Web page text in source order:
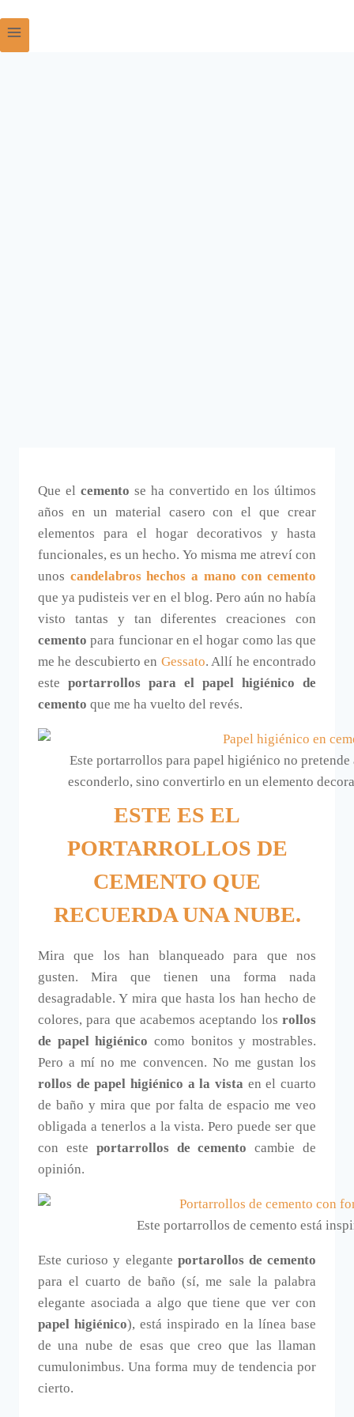
Que el cemento se ha convertido en los últimos
años en un material casero con el que crear
elementos para el hogar decorativos y hasta
funcionales, es un hecho. Yo misma me atreví con
unos candelabros hechos a mano con cemento
que ya pudisteis ver en el blog. Pero aún no había
visto tantas y tan diferentes creaciones con
cemento para funcionar en el hogar como las que
me he descubierto en Gessato. Allí he encontrado
este portarrollos para el papel higiénico de
cemento que me ha vuelto del revés.
Este portarrollos para papel higiénico no
esconderlo, sino convertirlo en un elemento
ESTE ES EL
PORTARROLLOS DE
CEMENTO QUE
RECUERDA UNA NUBE.
Mira que los han blanqueado para que nos
gusten. Mira que tienen una forma nada
desagradable. Y mira que hasta los han hecho de
colores, para que acabemos aceptando los rollos
de papel higiénico como bonitos y mostrables.
Pero a mí no me convencen. No me gustan los
rollos de papel higiénico a la vista en el cuarto
de baño y mira que por falta de espacio me veo
obligada a tenerlos a la vista. Pero puede ser que
con este portarrollos de cemento cambie de
opinión.
Este portarrollos de cemento está
Este curioso y elegante portarollos de cemento
para el cuarto de baño (sí, me sale la palabra
elegante asociada a algo que tiene que ver con
papel higiénico), está inspirado en la línea base
de una nube de esas que creo que las llaman
cumulonimbus. Una forma muy de tendencia por
cierto.